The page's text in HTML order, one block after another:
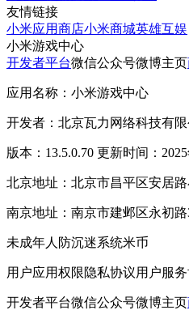
友情链接
小米应用商店小米商城英雄互娱
小米游戏中心
开发者平台微信公众号微博主页
应用名称：小米游戏中心
开发者：北京瓦力网络科技有限
版本：13.5.0.70 更新时间：2025
北京地址：北京市昌平区安居
南京地址：南京市建邺区永初
未成年人防沉迷系统米币
用户应用权限隐私协议用户服
开发者平台微信公众号微博主页